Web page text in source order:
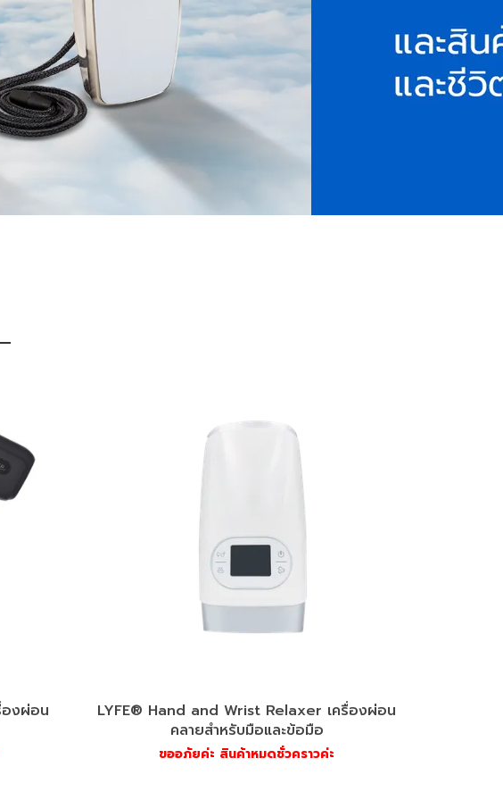
งผ่อน
LYFE® Hand and Wrist Relaxer เครื่องผ่อน
คลายสำหรับมือและข้อมือ
ขออภัยค่ะ สินค้าหมดชั่วคราวค่ะ